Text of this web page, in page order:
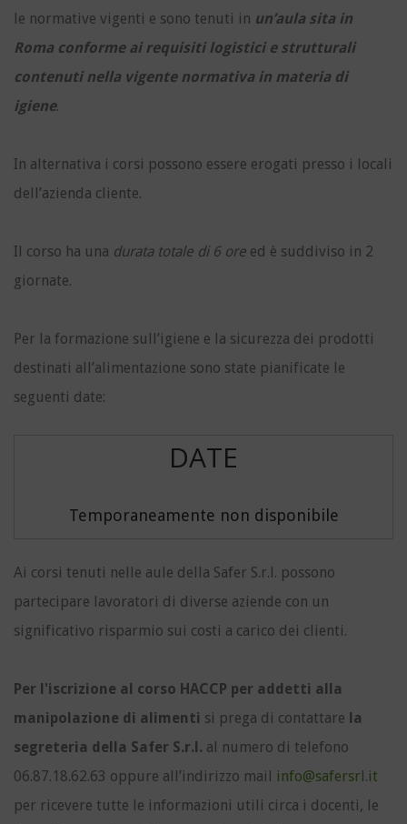
le normative vigenti e sono tenuti in un’aula sita in
Roma conforme ai requisiti logistici e strutturali
contenuti nella vigente normativa in materia di
igiene.
In alternativa i corsi possono essere erogati presso i locali
dell’azienda cliente.
Il corso ha una durata totale di 6 ore ed è suddiviso in 2
giornate.
Per la formazione sull’igiene e la sicurezza dei prodotti
destinati all’alimentazione sono state pianificate le
seguenti date:
DATE
Temporaneamente non disponibile
Ai corsi tenuti nelle aule della Safer S.r.l. possono
partecipare lavoratori di diverse aziende con un
significativo risparmio sui costi a carico dei clienti.
Per l'iscrizione al corso HACCP per addetti alla
manipolazione di alimenti si prega di contattare la
segreteria della Safer S.r.l. al numero di telefono
06.87.18.62.63 oppure all’indirizzo mail info@safersrl.it
per ricevere tutte le informazioni utili circa i docenti, le